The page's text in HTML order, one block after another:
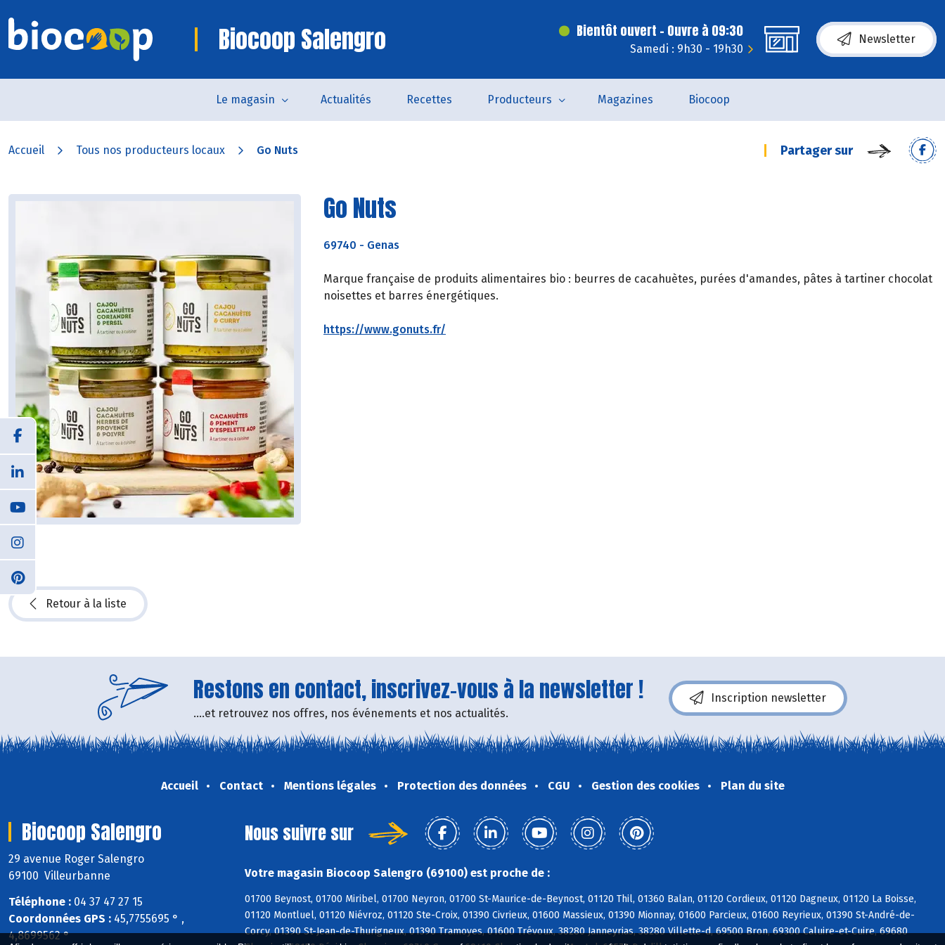
Biocoop Salengro Bientôt ouvert - Ouvre à 09:30
Samedi : 9h30 - 19h30
Newsletter
Le magasin Actualités Recettes Producteurs Magazines Biocoop
Accueil Tous nos producteurs locaux Go Nuts Partager sur
Go Nuts
69740 - Genas
Marque française de produits alimentaires bio : beurres de cacahuètes, purées d'amandes, pâtes à tartiner chocolat
noisettes et barres énergétiques.
https://www.gonuts.fr/
Retour à la liste
Restons en contact, inscrivez-vous à la newsletter !
....et retrouvez nos offres, nos événements et nos actualités.
Inscription newsletter
Accueil Contact Mentions légales Protection des données CGU Gestion des cookies Plan du site
Biocoop Salengro
29 avenue Roger Salengro
69100 Villeurbanne
Téléphone : 04 37 47 27 15
Coordonnées GPS : 45,7755695 ° ,
4,8699562 °
Nous suivre sur
Votre magasin Biocoop Salengro (69100) est proche de :
01700 Beynost, 01700 Miribel, 01700 Neyron, 01700 St-Maurice-de-Beynost, 01120 Thil, 01360 Balan, 01120 Cordieux, 01120 Dagneux, 01120 La Boisse,
01120 Montluel, 01120 Niévroz, 01120 Ste-Croix, 01390 Civrieux, 01600 Massieux, 01390 Mionnay, 01600 Parcieux, 01600 Reyrieux, 01390 St-André-de-
Corcy, 01390 St-Jean-de-Thurigneux, 01390 Tramoyes, 01600 Trévoux, 38280 Janneyrias, 38280 Villette-d, 69500 Bron, 69300 Caluire-et-Cuire, 69680